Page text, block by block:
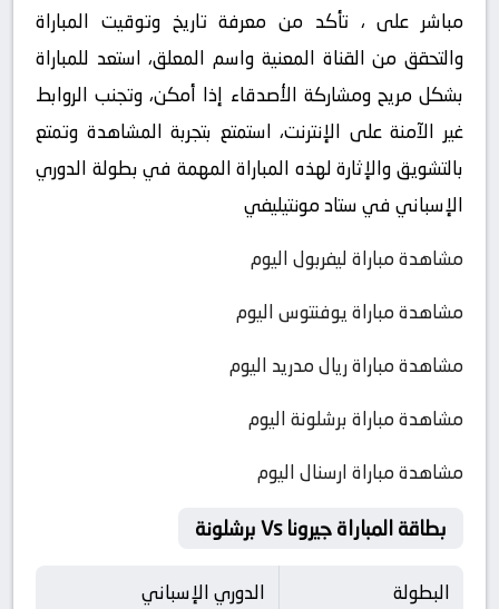
مباشر على ، تأكد من معرفة تاريخ وتوقيت المباراة
والتحقق من القناة المعنية واسم المعلق، استعد للمباراة
بشكل مريح ومشاركة الأصدقاء إذا أمكن، وتجنب الروابط
غير الآمنة على الإنترنت، استمتع بتجربة المشاهدة وتمتع
بالتشويق والإثارة لهذه المباراة المهمة في بطولة الدوري
الإسباني في ستاد مونتيليفي
مشاهدة مباراة ليفربول اليوم
مشاهدة مباراة يوفنتوس اليوم
مشاهدة مباراة ريال مدريد اليوم
مشاهدة مباراة برشلونة اليوم
مشاهدة مباراة ارسنال اليوم
بطاقة المباراة جيرونا Vs برشلونة
البطولة الدوري الإسباني